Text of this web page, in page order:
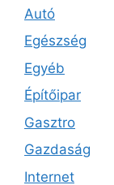
Autó
Egészség
Egyéb
Építőipar
Gasztro
Gazdaság
Internet